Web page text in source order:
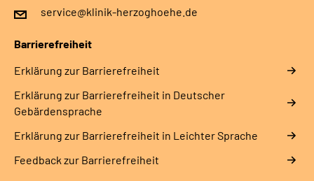
service@klinik-herzoghoehe.de
Barrierefreiheit
Erklärung zur Barrierefreiheit
Erklärung zur Barrierefreiheit in Deutscher
Gebärdensprache
Erklärung zur Barrierefreiheit in Leichter Sprache
Feedback zur Barrierefreiheit